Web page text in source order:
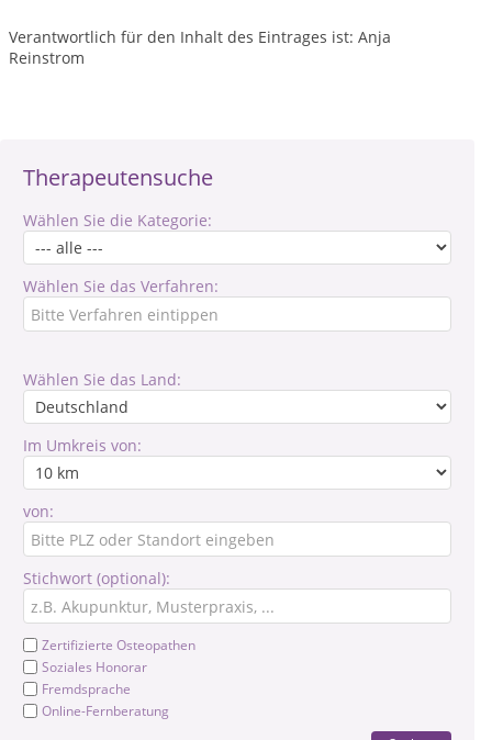
Therapeutensuche
Wählen Sie die Kategorie:
Wählen Sie das Verfahren:
Wählen Sie das Land:
Im Umkreis von:
von:
Stichwort (optional):
Zertifizierte Osteopathen
Soziales Honorar
Fremdsprache
Online-Fernberatung
Verantwortlich für den Inhalt des Eintrages ist: Anja
Reinstrom